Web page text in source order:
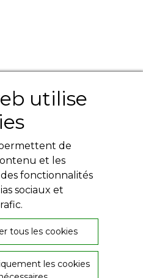
utilise
de
et les
fonctionnalités
sociaux et
tous les cookies
les cookies